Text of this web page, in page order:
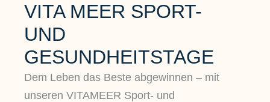
VITA MEER SPORT-
UND
GESUNDHEITSTAGE
Dem Leben das Beste abgewinnen – mit
unseren VITAMEER Sport- und